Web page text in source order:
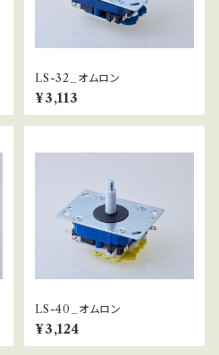
LS-32_オムロン
¥3,113
LS-40_オムロン
¥3,124